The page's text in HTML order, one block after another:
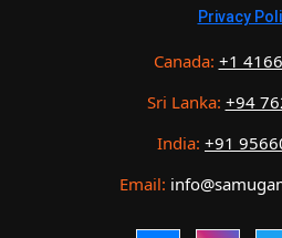
Privacy
Canada: +1
Sri Lanka: +94
India: +91
Email: